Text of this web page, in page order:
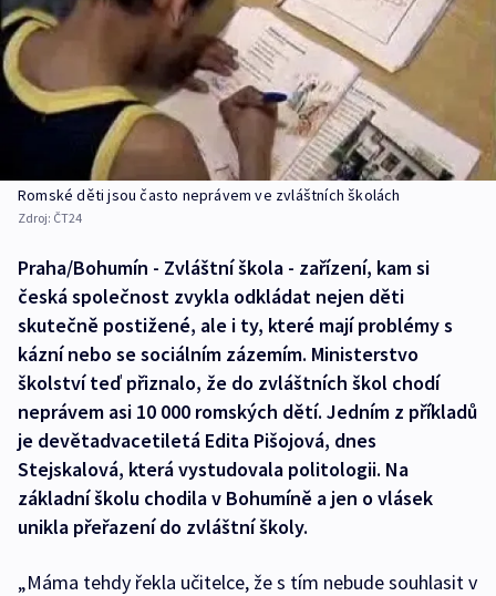
Romské děti jsou často neprávem ve zvláštních školách
Zdroj: ČT24
Praha/Bohumín - Zvláštní škola - zařízení, kam si
česká společnost zvykla odkládat nejen děti
skutečně postižené, ale i ty, které mají problémy s
kázní nebo se sociálním zázemím. Ministerstvo
školství teď přiznalo, že do zvláštních škol chodí
neprávem asi 10 000 romských dětí. Jedním z příkladů
je devětadvacetiletá Edita Pišojová, dnes
Stejskalová, která vystudovala politologii. Na
základní školu chodila v Bohumíně a jen o vlásek
unikla přeřazení do zvláštní školy.
„Máma tehdy řekla učitelce, že s tím nebude souhlasit v